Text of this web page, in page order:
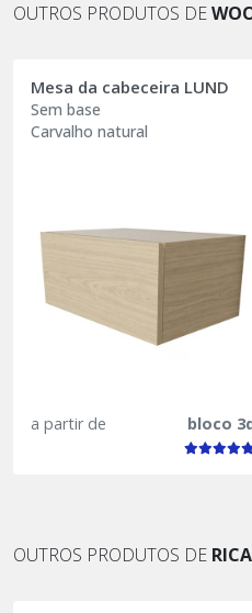
OUTROS PRODUTOS DE
Mesa da cabeceira LUND
Sem base
Carvalho natural
a partir de bloco
OUTROS PRODUTOS DE